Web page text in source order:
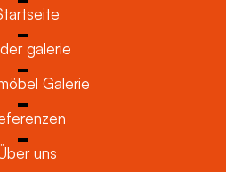
galerie
Galerie
uns